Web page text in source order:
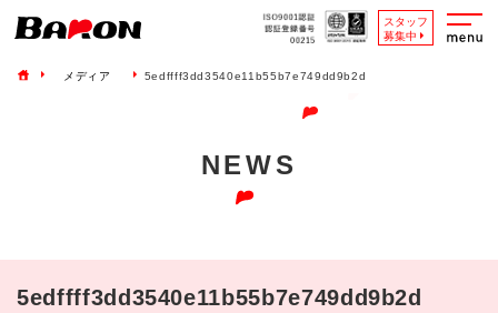
スタッフ
募集中
メディア 5edffff3dd3540e11b55b7e749dd9b2d
NEWS
5edffff3dd3540e11b55b7e749dd9b2d